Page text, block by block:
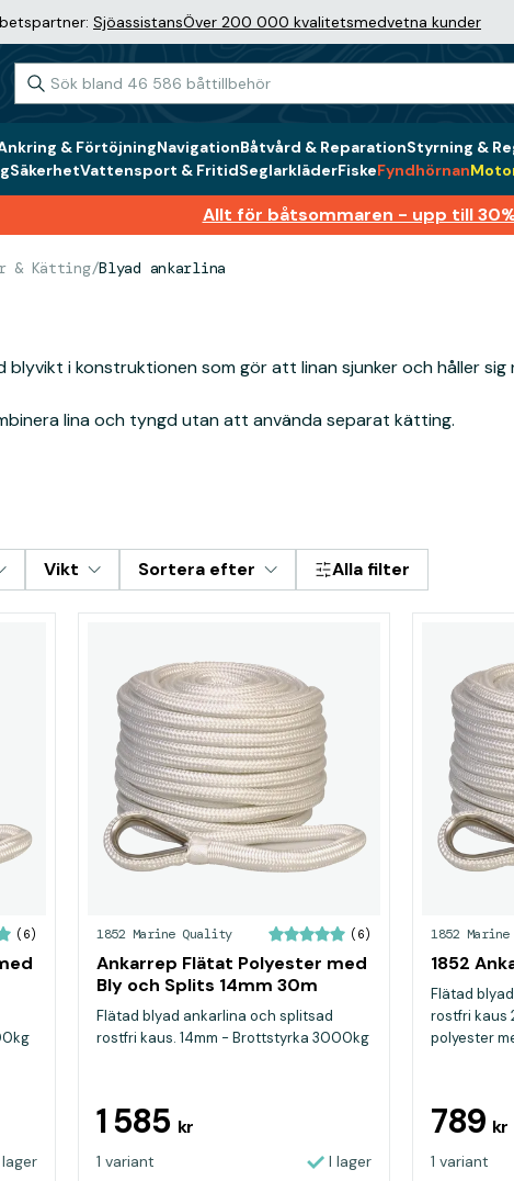
SjöassistansÖver 200 000 kvalitetsmedvetna kunder
& FörtöjningNavigationBåtvård & ReparationStyrning &
SäkerhetVattensport & FritidSeglarkläderFiskeFyndhörnan
Allt för båtsommaren - upp till
& Kätting/Blyad ankarlina
blyvikt i konstruktionen som gör att linan sjunker och håller
lina och tyngd utan att använda separat kätting.
Vikt Sortera efter Alla filter
(6)
lager
1852 Marine Quality (6)
Ankarrep Flätat Polyester med
Bly och Splits 14mm 30m
Flätad blyad ankarlina och splitsad
rostfri kaus. 14mm - Brottstyrka 3000kg
1 585 kr
1 variant I lager
1852
1852
Flätad
rostfri kaus
polyester
789 kr
1 variant